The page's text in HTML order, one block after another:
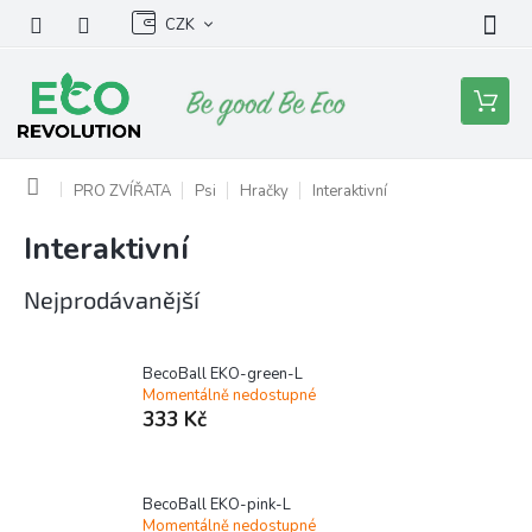
obsah
CZK
Nákupní
košík
Domů PRO ZVÍŘATA Psi Hračky Interaktivní
Interaktivní
Nejprodávanější
BecoBall EKO-green-L
Momentálně nedostupné
333 Kč
BecoBall EKO-pink-L
Momentálně nedostupné